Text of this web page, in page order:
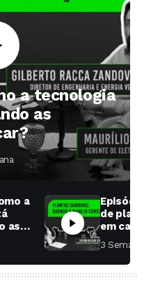
a tecnologia
as
a
as
Episódio
de
em cana:
começar
toda a
3 Semanas ⁮